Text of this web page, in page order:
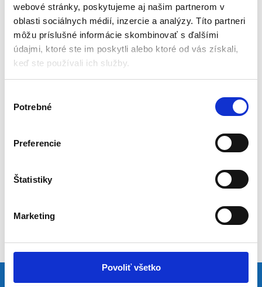
webové stránky, poskytujeme aj našim partnerom v
oblasti sociálnych médií, inzercie a analýzy. Títo partneri
môžu príslušné informácie skombinovať s ďalšími
údajmi, ktoré ste im poskytli alebo ktoré od vás získali,
keď ste používali ich služby.
Potrebné
Preferencie
Štatistiky
Marketing
Povoliť všetko
Materiál: plast
Vek: 3+
Počet prvkov v súprave: 208 ks
Rozmery zloženého kufra: 31 x 41
x 5 cm
Rozmery v rozloženom stave: 41 x
103 cm
15,00€
★★★★